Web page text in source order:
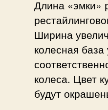
Длина «эмки»
Ширина
колесная
колеса. Цвет
будут